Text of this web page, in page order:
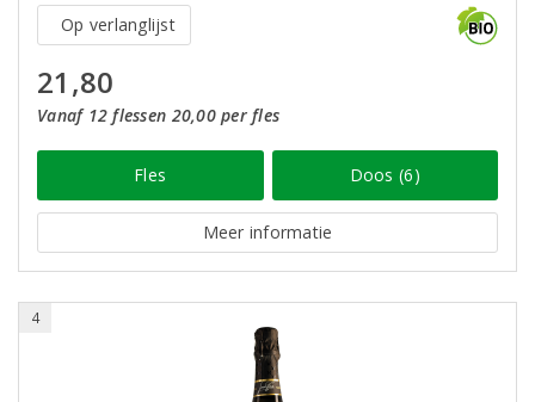
Op verlanglijst
21,80
Vanaf 12 flessen 20,00 per fles
Fles Doos (6)
Meer informatie
4